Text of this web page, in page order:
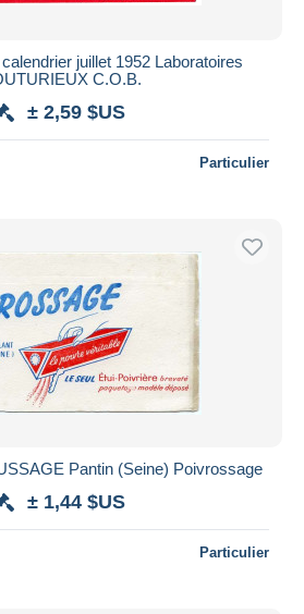
juillet 1952 Laboratoires
C.O.B.
± 2,59 $US
Particulier
Pantin (Seine) Poivrossage
± 1,44 $US
Particulier